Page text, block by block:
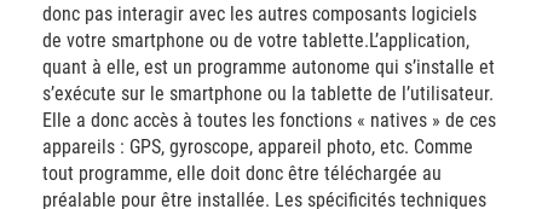
donc pas interagir avec les autres composants logiciels
de votre smartphone ou de votre tablette.L’application,
quant à elle, est un programme autonome qui s’installe et
s’exécute sur le smartphone ou la tablette de l’utilisateur.
Elle a donc accès à toutes les fonctions « natives » de ces
appareils : GPS, gyroscope, appareil photo, etc. Comme
tout programme, elle doit donc être téléchargée au
préalable pour être installée. Les spécificités techniques